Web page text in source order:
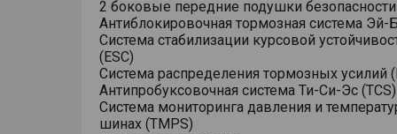
2 боковые передние подушки безопасности
Антиблокировочная тормозная система Эй-
Система стабилизации курсовой
(ESC)
Система распределения тормозных усилий
Антипробуксовочная система Ти-Си-Эс (TCS)
Система мониторинга давления и
шинах (TMPS)